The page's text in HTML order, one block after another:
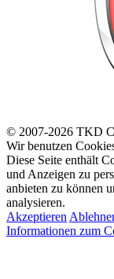
© 2007-2026 TKD
Wir benutzen
Diese Seite enthält
und Anzeigen zu
anbieten zu können
analysieren.
Akzeptieren
Informationen zum